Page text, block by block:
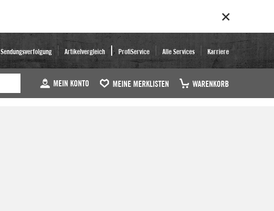
Sendungsverfolgung Artikelvergleich ProfiService Alle Services Karriere
MEIN KONTO MEINE MERKLISTEN WARENKORB